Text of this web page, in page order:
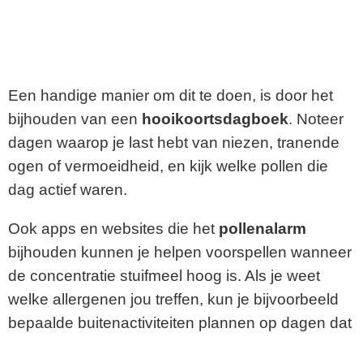
Een handige manier om dit te doen, is door het
bijhouden van een hooikoortsdagboek. Noteer
dagen waarop je last hebt van niezen, tranende
ogen of vermoeidheid, en kijk welke pollen die
dag actief waren.
Ook apps en websites die het pollenalarm
bijhouden kunnen je helpen voorspellen wanneer
de concentratie stuifmeel hoog is. Als je weet
welke allergenen jou treffen, kun je bijvoorbeeld
bepaalde buitenactiviteiten plannen op dagen dat